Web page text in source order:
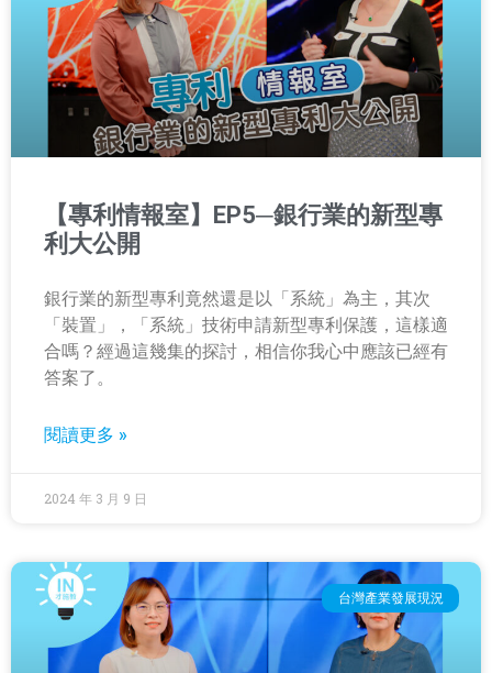
【專利情報室】EP5─銀行業的新型專
利大公開
銀行業的新型專利竟然還是以「系統」為主，其次
「裝置」，「系統」技術申請新型專利保護，這樣適
合嗎？經過這幾集的探討，相信你我心中應該已經有
答案了。
閱讀更多 »
2024 年 3 月 9 日
台灣產業發展現況